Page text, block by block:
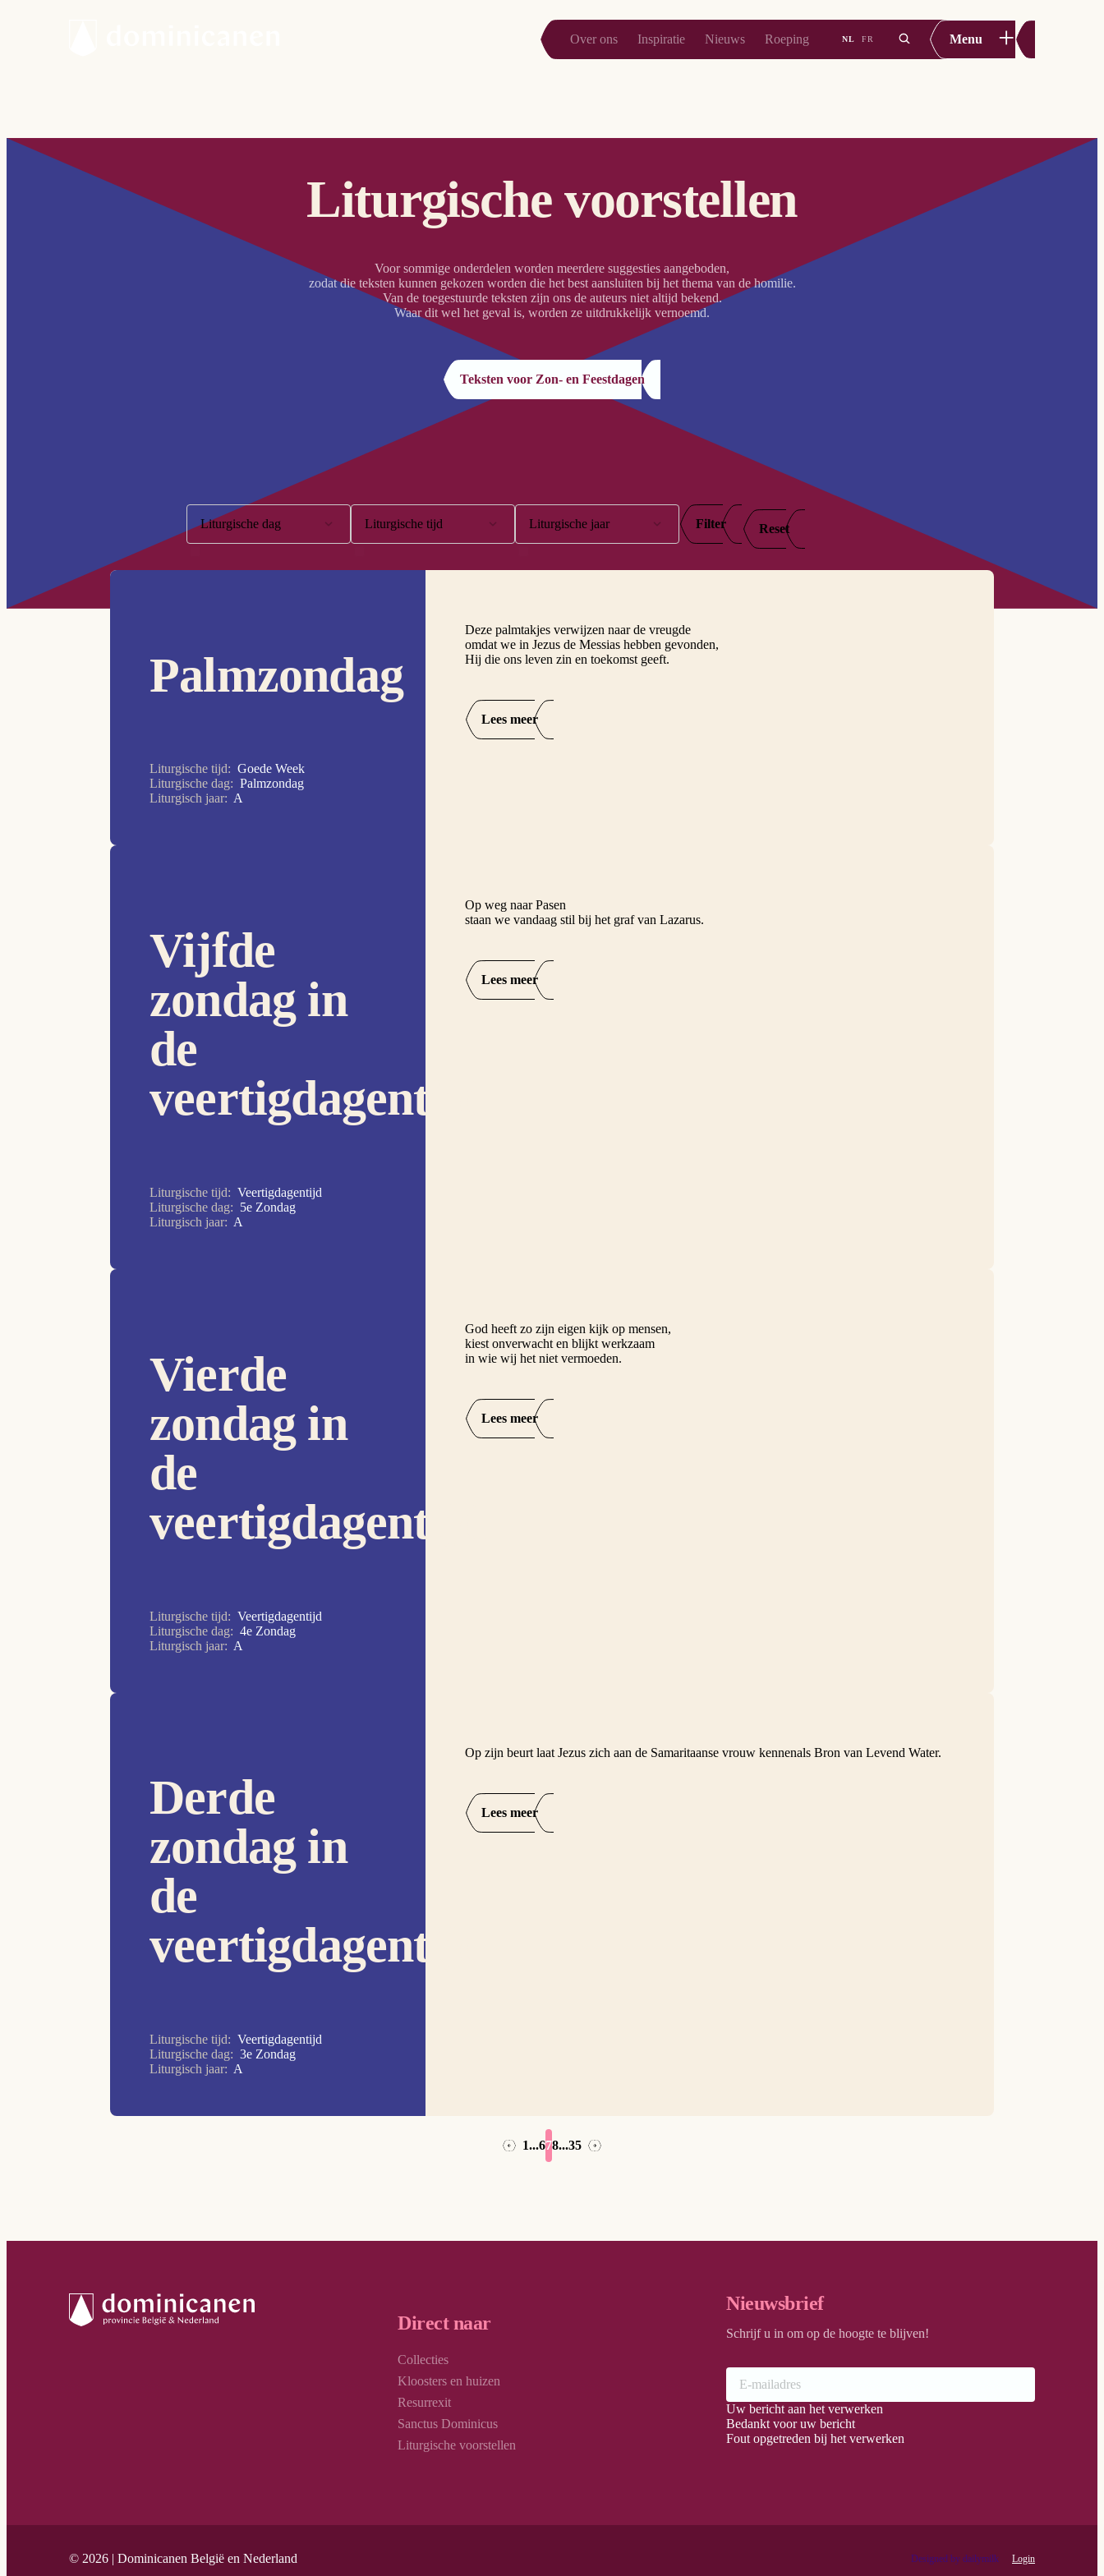
Over ons Inspiratie Nieuws Roeping NL FR Menu +
Liturgische voorstellen
Voor sommige onderdelen worden meerdere suggesties aangeboden,
zodat die teksten kunnen gekozen worden die het best aansluiten bij het thema van de homilie.
Van de toegestuurde teksten zijn ons de auteurs niet altijd bekend.
Waar dit wel het geval is, worden ze uitdrukkelijk vernoemd.
Teksten voor Zon- en Feestdagen
Liturgische dag
10e Zondag
14e Zondag
17e Zondag
18e Zondag
22e Zondag
24e Zondag
25e Zondag
27e Zondag
28e Zondag
2e Zondag
3e Zondag
4e Zondag
5e Zondag
8e Zondag
9e Zondag
Aswoensdag
Heilige Familie
Hemelvaart van de Heer
HH. Petrus en Paulus
Hoogfeest van Pasen
Kerstmis
Kruisverheffing
Paaswake
Liturgische tijd
Advent
Tijd door het jaar
Veertigdagentijd
Liturgische jaar
A
C
Filter Reset
Palmzondag
Liturgische tijd: Goede Week
Liturgische dag: Palmzondag
Liturgisch jaar: A
Deze palmtakjes verwijzen naar de vreugde
omdat we in Jezus de Messias hebben gevonden,
Hij die ons leven zin en toekomst geeft.
Lees meer
Vijfde
zondag in
de
veertigdagentijd
Liturgische tijd: Veertigdagentijd
Liturgische dag: 5e Zondag
Liturgisch jaar: A
Op weg naar Pasen
staan we vandaag stil bij het graf van Lazarus.
Lees meer
Vierde
zondag in
de
veertigdagentijd
Liturgische tijd: Veertigdagentijd
Liturgische dag: 4e Zondag
Liturgisch jaar: A
God heeft zo zijn eigen kijk op mensen,
kiest onverwacht en blijkt werkzaam
in wie wij het niet vermoeden.
Lees meer
Derde
zondag in
de
veertigdagentijd
Liturgische tijd: Veertigdagentijd
Liturgische dag: 3e Zondag
Liturgisch jaar: A
Op zijn beurt laat Jezus zich aan de Samaritaanse vrouw kennenals Bron van Levend Water.
Lees meer
← 1...678...35 →
Direct naar
Collecties
Kloosters en huizen
Resurrexit
Sanctus Dominicus
Liturgische voorstellen
Nieuwsbrief
Schrijf u in om op de hoogte te blijven!
Uw bericht aan het verwerken
Bedankt voor uw bericht
Fout opgetreden bij het verwerken
© 2026 | Dominicanen België en Nederland Designed by dailymilk Login